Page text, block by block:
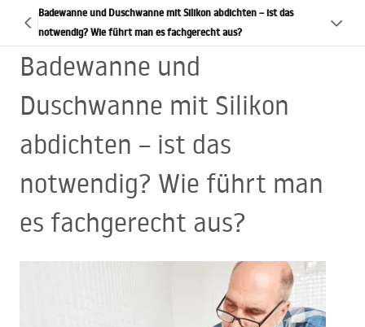
Badewanne und Duschwanne mit Silikon abdichten – ist das
notwendig? Wie führt man es fachgerecht aus?
Badewanne und
Duschwanne mit Silikon
abdichten – ist das
notwendig? Wie führt man
es fachgerecht aus?